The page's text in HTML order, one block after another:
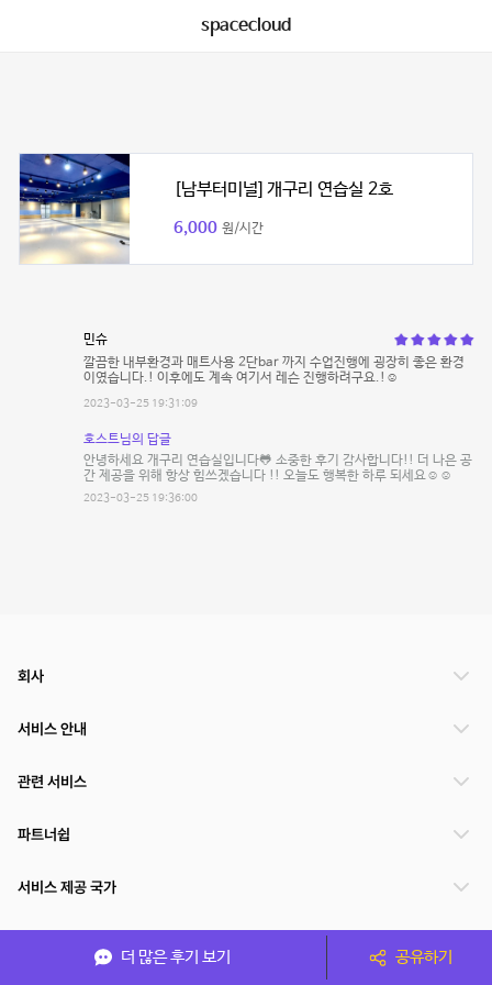
spacecloud
[남부터미널] 개구리 연습실 2호
6,000 원/시간
민슈
깔끔한 내부환경과 매트사용 2단bar 까지 수업진행에 굉장히 좋은 환경
이였습니다.! 이후에도 계속 여기서 레슨 진행하려구요.!☺️
2023-03-25 19:31:09
호스트님의 답글
안녕하세요 개구리 연습실입니다🐸 소중한 후기 감사합니다!! 더 나은 공
간 제공을 위해 항상 힘쓰겠습니다 !! 오늘도 행복한 하루 되세요☺️☺️
2023-03-25 19:36:00
더 많은 후기 보기 공유하기
회사
서비스 안내
관련 서비스
파트너쉽
서비스 제공 국가
(주)NSPACE 사업자정보